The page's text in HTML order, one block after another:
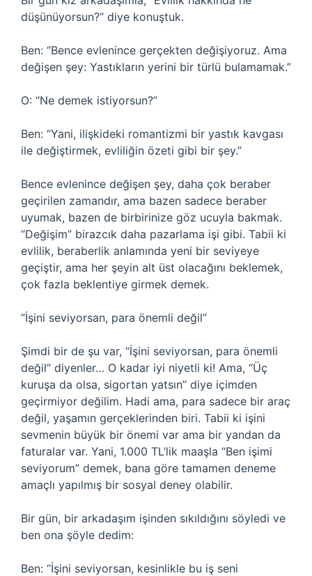
düşünüyorsun?” diye konuştuk.
Ben: “Bence evlenince gerçekten değişiyoruz. Ama
değişen şey: Yastıkların yerini bir türlü bulamamak.”
O: “Ne demek istiyorsun?”
Ben: “Yani, ilişkideki romantizmi bir yastık kavgası
ile değiştirmek, evliliğin özeti gibi bir şey.”
Bence evlenince değişen şey, daha çok beraber
geçirilen zamandır, ama bazen sadece beraber
uyumak, bazen de birbirinize göz ucuyla bakmak.
“Değişim” birazcık daha pazarlama işi gibi. Tabii ki
evlilik, beraberlik anlamında yeni bir seviyeye
geçiştir, ama her şeyin alt üst olacağını beklemek,
çok fazla beklentiye girmek demek.
“İşini seviyorsan, para önemli değil”
Şimdi bir de şu var, “İşini seviyorsan, para önemli
değil” diyenler… O kadar iyi niyetli ki! Ama, “Üç
kuruşa da olsa, sigortan yatsın” diye içimden
geçirmiyor değilim. Hadi ama, para sadece bir araç
değil, yaşamın gerçeklerinden biri. Tabii ki işini
sevmenin büyük bir önemi var ama bir yandan da
faturalar var. Yani, 1.000 TL’lik maaşla “Ben işimi
seviyorum” demek, bana göre tamamen deneme
amaçlı yapılmış bir sosyal deney olabilir.
Bir gün, bir arkadaşım işinden sıkıldığını söyledi ve
ben ona şöyle dedim:
Ben: “İşini seviyorsan, kesinlikle bu iş seni